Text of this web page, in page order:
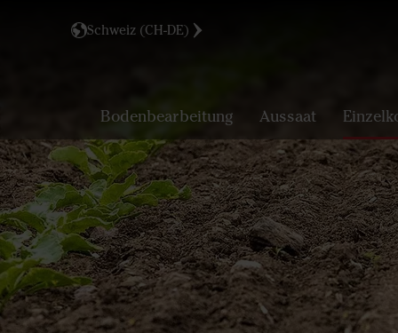
Schweiz (CH-DE)
Bodenbearbeitung Aussaat